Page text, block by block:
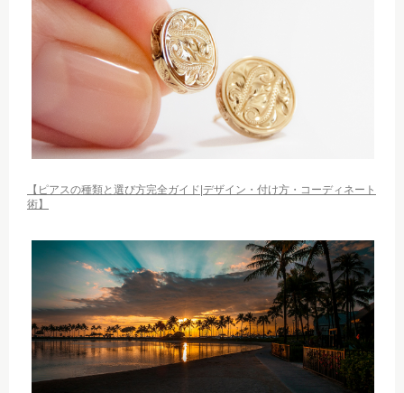
【ピアスの種類と選び方完全ガイド|デザイン・付け方・コーディネート
術】